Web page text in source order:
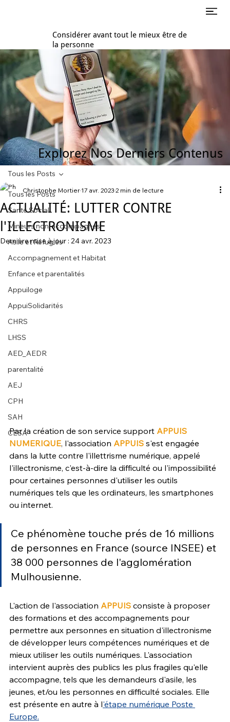
Considérer avant tout le mieux être de
la personne
Explorez Nos Derniers Contenus
Tous les Posts
Santé Social
Mineurs non-accompagnés
Asile et Réfugiés
Accompagnement et Habitat
Enfance et parentalités
Appuiloge
AppuiSolidarités
CHRS
LHSS
AED_AEDR
parentalité
AEJ
CPH
SAH
CESA
Tous les Posts
ACTUALITÉ: LUTTER CONTRE
l'ILLECTRONISME
Christophe Mortier 17 avr. 2023 2 min de lecture
Dernière mise à jour : 24 avr. 2023
Par la création de son service support APPUIS
NUMERIQUE, l'association APPUIS s'est engagée
dans la lutte contre l'illettrisme numérique, appelé
l'illectronisme, c'est-à-dire la difficulté ou l'impossibilité
pour certaines personnes d'utiliser les outils
numériques tels que les ordinateurs, les smartphones
ou internet.
Ce phénomène touche prés de 16 millions
de personnes en France (source INSEE) et
38 000 personnes de l'agglomération
Mulhousienne.
L'action de l'association APPUIS consiste à proposer
des formations et des accompagnements pour
permettre aux personnes en situation d'illectronisme
de développer leurs compétences numériques et de
mieux utiliser les outils numériques. L'association
intervient auprès des publics les plus fragiles qu'elle
accompagne, tels que les demandeurs d'asile, les
jeunes, et/ou les personnes en difficulté sociales. Elle
est présente en autre à l'étape numérique Poste
Europe.